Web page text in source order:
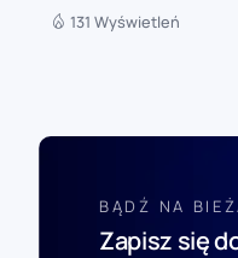
131 Wyświetleń
BĄDŹ NA
Zapisz się